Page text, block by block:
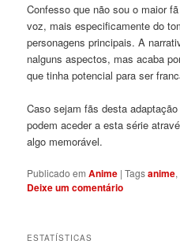
Confesso que não sou o maior
voz, mais especificamente do
personagens principais. A
nalguns aspectos, mas acaba
que tinha potencial para ser
Caso sejam fãs desta
podem aceder a esta série
algo memorável.
Publicado em Anime |Tagsanime,
Deixe um comentário
ESTATÍSTICAS